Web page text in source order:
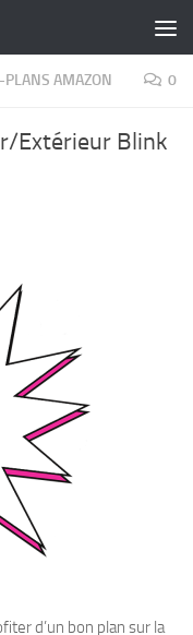
AMAZON 0
Extérieur Blink
d’un bon plan sur la